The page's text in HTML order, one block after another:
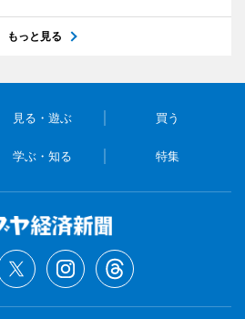
もっと見る
見る・遊ぶ 買う
学ぶ・知る 特集